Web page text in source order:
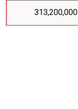
313,200,000